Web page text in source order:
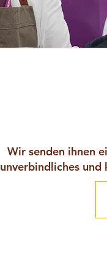
Wir senden ihnen
unverbindliches